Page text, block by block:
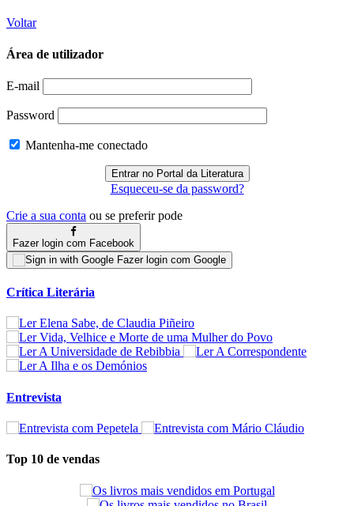
Voltar
Área de utilizador
E-mail
Password
Mantenha-me conectado
Esqueceu-se da password?
Crie a sua conta ou se preferir pode
Fazer login com Facebook
Fazer login com Google
Crítica Literária
Entrevista
Top 10 de vendas